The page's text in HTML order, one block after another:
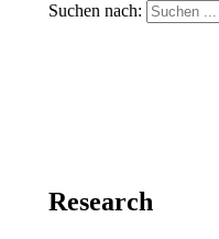
Suchen nach:
Research